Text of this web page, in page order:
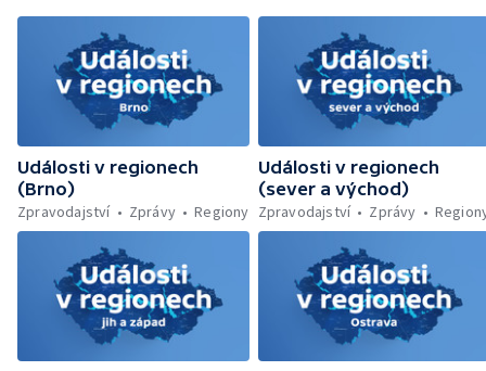
Náchodsku — Znovuotevření rozhledny na
Libíně — Obchvat Náchoda je zhruba v
polovině — Požár v kempu na Pardubicku —
Wonkův most po rekonstrukci — Letiště
Václava Havla odbavilo 8 milionů cestujících
— V Plzni přibývá nelegálních graffiti
Události v regionech
(Brno)
Zpravodajství
Zprávy Regiony
Události v regionech
(sever a východ)
Zpravodajství
Zprávy